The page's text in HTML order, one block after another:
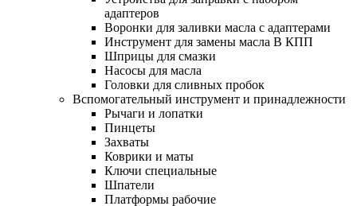
адаптеров
Воронки для заливки масла с адаптерами
Инструмент для замены масла В КПП
Шприцы для смазки
Насосы для масла
Головки для сливных пробок
Вспомогательный инструмент и принадлежности
Рычаги и лопатки
Пинцеты
Захваты
Коврики и маты
Ключи специальные
Шпатели
Платформы рабочие